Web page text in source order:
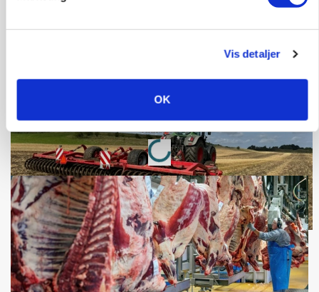
Vis detaljer
OK
Snart kan man søge tilskud til naturprojekter
Annonce
Loading...